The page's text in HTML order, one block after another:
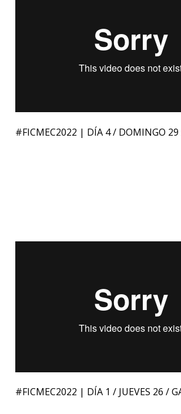
#FICMEC2022 | DÍA 4 / DOMINGO 29
#FICMEC2022 | DÍA 1 / JUEVES 26 /